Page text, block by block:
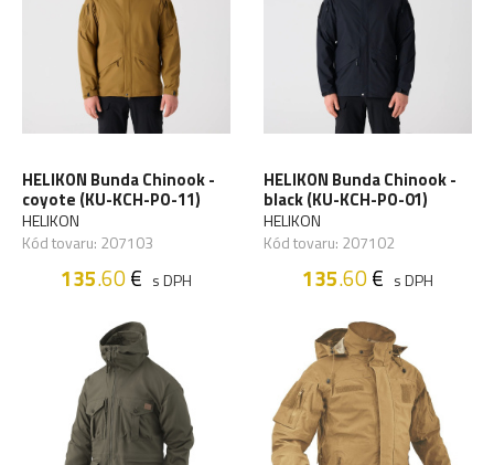
HELIKON Bunda Chinook -
coyote (KU-KCH-PO-11)
HELIKON
Kód tovaru: 207103
135.60€ s DPH
HELIKON Bunda Chinook -
black (KU-KCH-PO-01)
HELIKON
Kód tovaru: 207102
135.60€ s DPH